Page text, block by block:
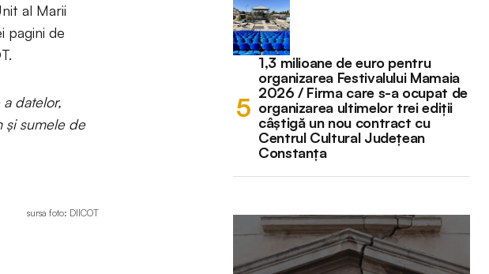
al Marii
pagini de
datelor,
și sumele de
sursa foto: DIICOT
1,3 milioane de euro pentru
organizarea Festivalului Mamaia
2026 / Firma care s-a ocupat de
organizarea ultimelor trei ediții
câștigă un nou contract cu
Centrul Cultural Județean
Constanța